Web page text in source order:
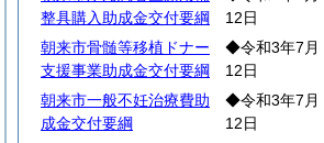
整具購入助成金交付要綱
12日
朝来市骨髄等移植ドナー
支援事業助成金交付要綱
◆令和3年7月
12日
朝来市一般不妊治療費助
成金交付要綱
◆令和3年7月
12日